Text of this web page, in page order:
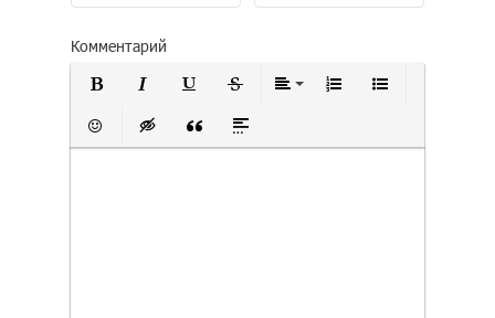
Комментарий
Полужирный
Вставить смайлик
Вставка скрытого текста
Вставка цитаты
Вставка спойлера